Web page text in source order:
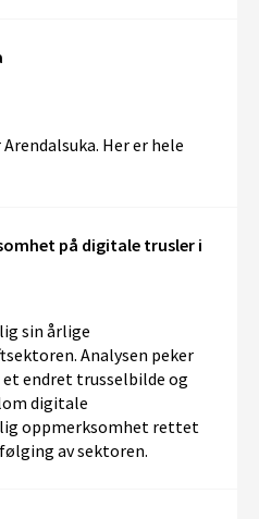
Arendalsuka. Her er hele
på digitale trusler i
sin årlige
Analysen peker
etendret trusselbilde og
digitale
oppmerksomhet rettet
avsektoren.